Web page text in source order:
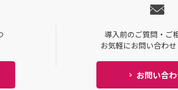
導入前のご質問・ご
お気軽にお問い合わせ
お問い合